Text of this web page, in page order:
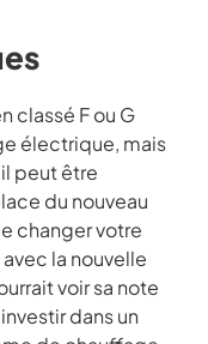
classé F ou G
électrique, mais
peut être
du nouveau
changer votre
la nouvelle
voir sa note
dans un